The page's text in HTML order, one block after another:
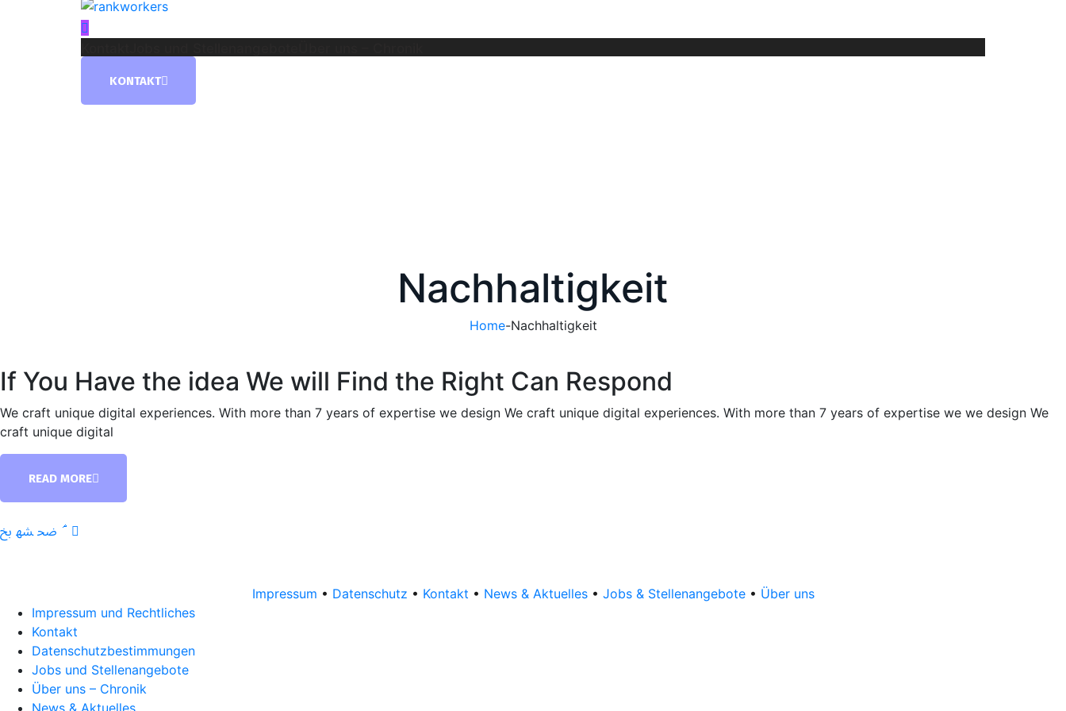
KONTAKT
Nachhaltigkeit
Home-Nachhaltigkeit
If You Have the idea We will Find the Right Can Respond
We craft unique digital experiences. With more than 7 years of expertise we design We craft unique digital experiences. With more than 7 years of expertise we we design We
craft unique digital
READ MORE
Impressum • Datenschutz • Kontakt • News & Aktuelles• Jobs & Stellenangebote• Über uns
Impressum und Rechtliches
Kontakt
Datenschutzbestimmungen
Jobs und Stellenangebote
Über uns – Chronik
News & Aktuelles